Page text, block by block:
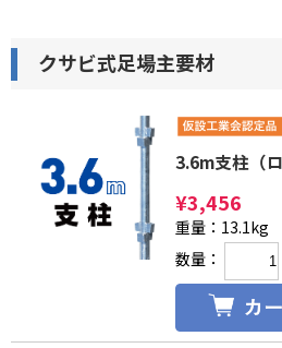
クサビ式足場主要材
3.6m支柱（
¥3,456
重量：13.1kg
数量：